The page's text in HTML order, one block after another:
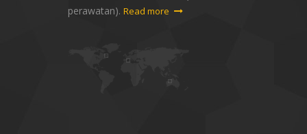
perawatan). Read more